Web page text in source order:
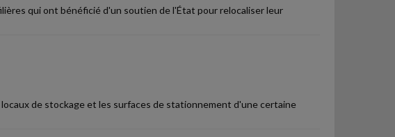
qui ont bénéficié d'un soutien de l'État pour relocaliser leur
de stockage et les surfaces de stationnement d'une certaine